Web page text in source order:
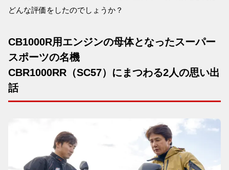
どんな評価をしたのでしょうか？
CB1000R用エンジンの母体となったスーパー
スポーツの名機
CBR1000RR（SC57）にまつわる2人の思い出
話